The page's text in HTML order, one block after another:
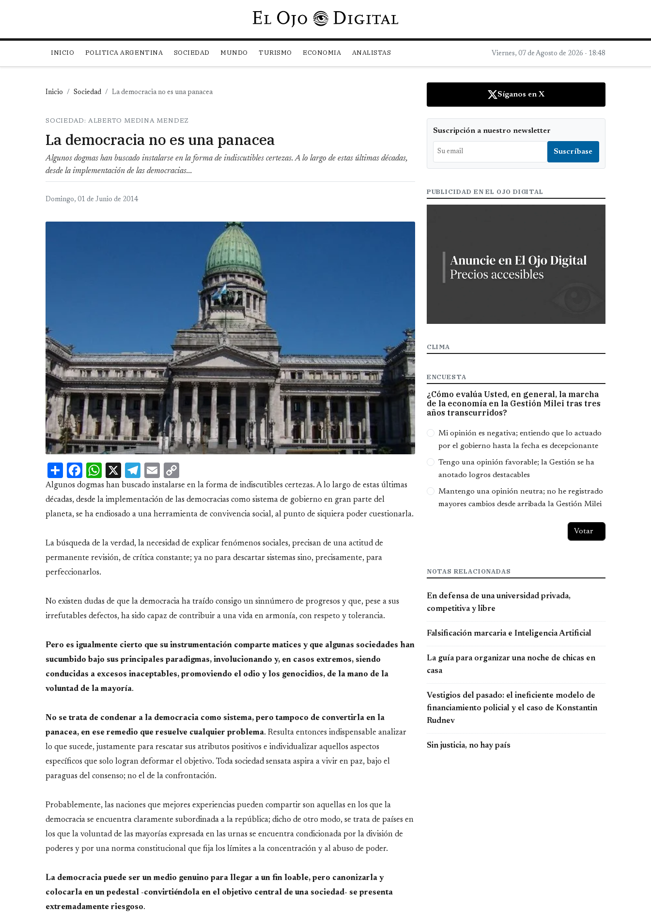
Pasar al contenido principal
INICIO POLITICA ARGENTINA SOCIEDAD MUNDO TURISMO ECONOMIA ANALISTAS Viernes, 07 de Agosto de 2026 - 18:48
Inicio Sociedad La democracia no es una panacea
SOCIEDAD: ALBERTO MEDINA MENDEZ
La democracia no es una panacea
Algunos dogmas han buscado instalarse en la forma de indiscutibles certezas. A lo largo de estas últimas décadas,
desde la implementación de las democracias...
Domingo, 01 de Junio de 2014
ShareFacebook
WhatsApp
X Telegram
Email
Link
Algunos dogmas han buscado instalarse en la forma de indiscutibles certezas. A lo largo de estas últimas
décadas, desde la implementación de las democracias como sistema de gobierno en gran parte del
planeta, se ha endiosado a una herramienta de convivencia social, al punto de siquiera poder cuestionarla.
La búsqueda de la verdad, la necesidad de explicar fenómenos sociales, precisan de una actitud de
permanente revisión, de crítica constante; ya no para descartar sistemas sino, precisamente, para
perfeccionarlos.
No existen dudas de que la democracia ha traído consigo un sinnúmero de progresos y que, pese a sus
irrefutables defectos, ha sido capaz de contribuir a una vida en armonía, con respeto y tolerancia.
Pero es igualmente cierto que su instrumentación comparte matices y que algunas sociedades han
sucumbido bajo sus principales paradigmas, involucionando y, en casos extremos, siendo
conducidas a excesos inaceptables, promoviendo el odio y los genocidios, de la mano de la
voluntad de la mayoría.
No se trata de condenar a la democracia como sistema, pero tampoco de convertirla en la
panacea, en ese remedio que resuelve cualquier problema. Resulta entonces indispensable analizar
lo que sucede, justamente para rescatar sus atributos positivos e individualizar aquellos aspectos
específicos que solo logran deformar el objetivo. Toda sociedad sensata aspira a vivir en paz, bajo el
paraguas del consenso; no el de la confrontación.
Probablemente, las naciones que mejores experiencias pueden compartir son aquellas en los que la
democracia se encuentra claramente subordinada a la república; dicho de otro modo, se trata de países en
los que la voluntad de las mayorías expresada en las urnas se encuentra condicionada por la división de
poderes y por una norma constitucional que fija los límites a la concentración y al abuso de poder.
La democracia puede ser un medio genuino para llegar a un fin loable, pero canonizarla y
colocarla en un pedestal -convirtiéndola en el objetivo central de una sociedad- se presenta
extremadamente riesgoso.
Síganos en X
Suscripción a nuestro newsletter
PUBLICIDAD EN EL OJO DIGITAL
CLIMA
ENCUESTA
¿Cómo evalúa Usted, en general, la marcha
de la economía en la Gestión Milei tras tres
años transcurridos?
Opciones
Mi opinión es negativa; entiendo que lo actuado
por el gobierno hasta la fecha es decepcionante
Tengo una opinión favorable; la Gestión se ha
anotado logros destacables
Mantengo una opinión neutra; no he registrado
mayores cambios desde arribada la Gestión Milei
NOTAS RELACIONADAS
En defensa de una universidad privada,
competitiva y libre
Falsificación marcaria e Inteligencia Artificial
La guía para organizar una noche de chicas en
casa
Vestigios del pasado: el ineficiente modelo de
financiamiento policial y el caso de Konstantin
Rudnev
Sin justicia, no hay país